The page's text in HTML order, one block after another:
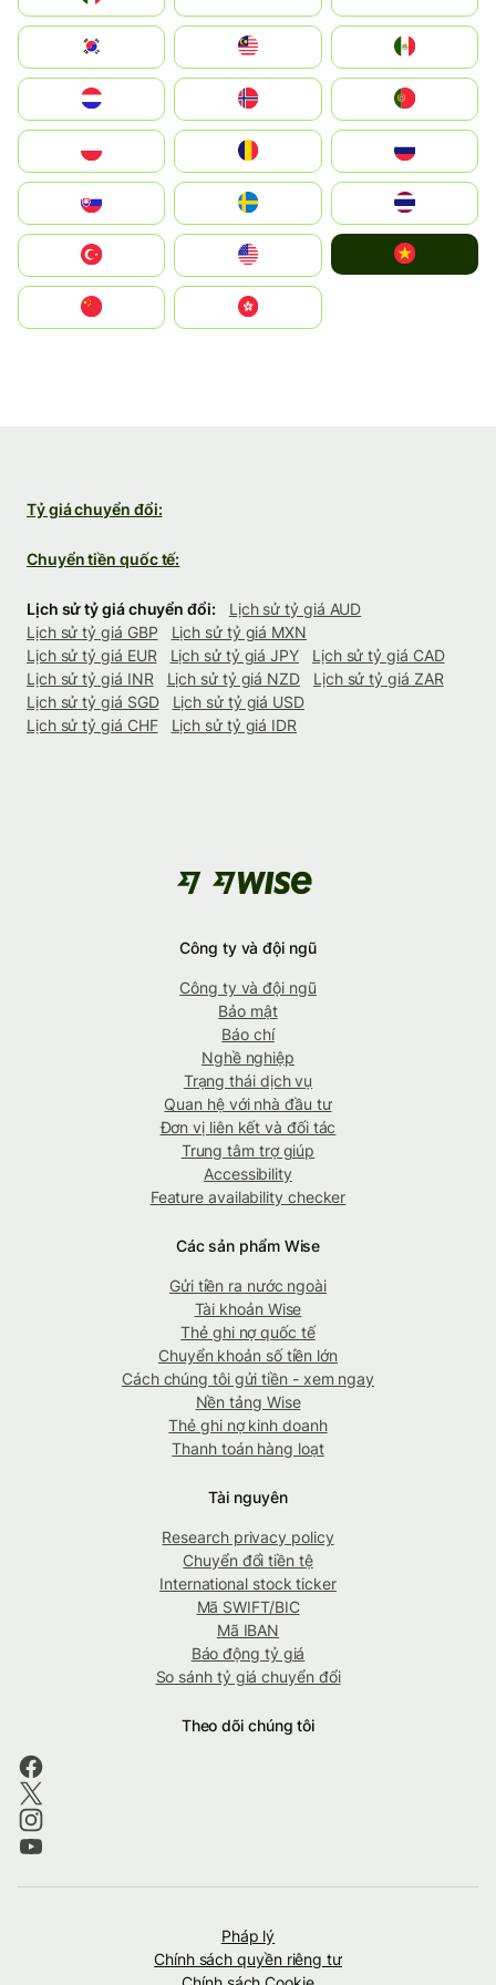
South Korea
United States
中國香港特別行政區
Tỷ giá chuyển đổi:
Chuyển tiền quốc tế:
Lịch sử tỷ giá chuyển đổi:
Lịch sử tỷ giá AUD
Lịch sử tỷ giá GBP
Lịch sử tỷ giá MXN
Lịch sử tỷ giá EUR
Lịch sử tỷ giá JPY
Lịch sử tỷ giá CAD
Lịch sử tỷ giá INR
Lịch sử tỷ giá NZD
Lịch sử tỷ giá ZAR
Lịch sử tỷ giá SGD
Lịch sử tỷ giá USD
Lịch sử tỷ giá CHF
Lịch sử tỷ giá IDR
Công ty và đội ngũ
Công ty và đội ngũ
Bảo mật
Báo chí
Nghề nghiệp
Trạng thái dịch vụ
Quan hệ với nhà đầu tư
Đơn vị liên kết và đối tác
Trung tâm trợ giúp
Accessibility
Feature availability checker
Các sản phẩm Wise
Gửi tiền ra nước ngoài
Tài khoản Wise
Thẻ ghi nợ quốc tế
Chuyển khoản số tiền lớn
Cách chúng tôi gửi tiền - xem ngay
Nền tảng Wise
Thẻ ghi nợ kinh doanh
Thanh toán hàng loạt
Tài nguyên
Research privacy policy
Chuyển đổi tiền tệ
International stock ticker
Mã SWIFT/BIC
Mã IBAN
Báo động tỷ giá
So sánh tỷ giá chuyển đổi
Theo dõi chúng tôi
Pháp lý
Chính sách quyền riêng tư